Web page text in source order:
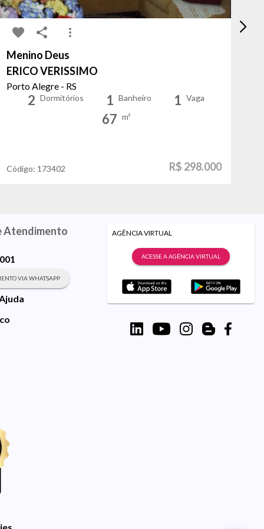
Menino Deus
ERICO VERISSIMO
Porto Alegre - RS
2 Dormitórios 1 Banheiro 1 Vaga
67 m²
Código: 173402 R$ 298.000
Atendimento
VIA WHATSAPP
AGÊNCIA VIRTUAL
ACESSE A AGÊNCIA VIRTUAL